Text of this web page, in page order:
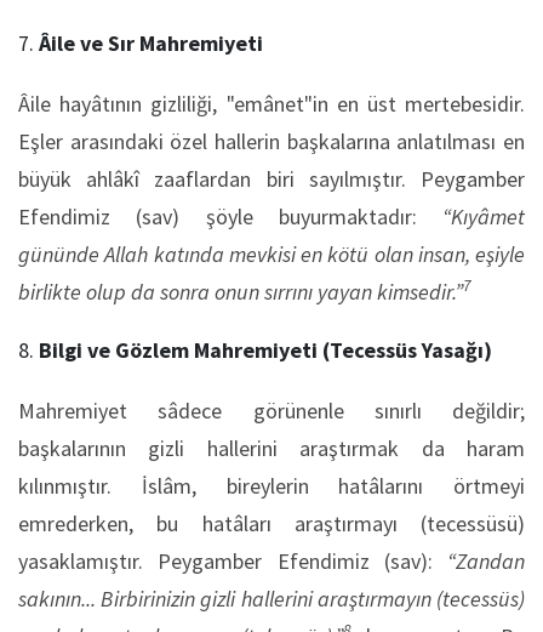
Âile ve Sır Mahremiyeti
Âile hayâtının gizliliği, "emânet"in en üst mertebesidir.
Eşler arasındaki özel hallerin başkalarına anlatılması en
büyük ahlâkî zaaflardan biri sayılmıştır. Peygamber
Efendimiz (sav) şöyle buyurmaktadır: “Kıyâmet
gününde Allah katında mevkisi en kötü olan insan, eşiyle
birlikte olup da sonra onun sırrını yayan kimsedir.”7
Bilgi ve Gözlem Mahremiyeti (Tecessüs Yasağı)
Mahremiyet sâdece görünenle sınırlı değildir;
başkalarının gizli hallerini araştırmak da haram
kılınmıştır. İslâm, bireylerin hatâlarını örtmeyi
emrederken, bu hatâları araştırmayı (tecessüsü)
yasaklamıştır. Peygamber Efendimiz (sav): “Zandan
sakının... Birbirinizin gizli hallerini araştırmayın (tecessüs)